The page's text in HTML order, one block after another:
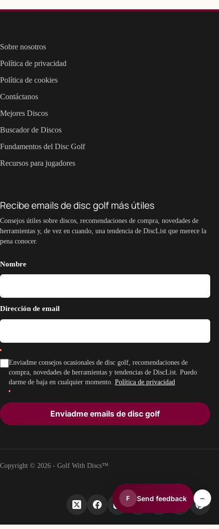
Sobre nosotros
Política de privacidad
Política de cookies
Contáctanos
Mejores Discos
Buscador de Discos
Fundamentos del Disc Golf
Recursos para jugadores
Recibe emails de disc golf más útiles
Consejos útiles sobre discos, recomendaciones de compra, novedades de
herramientas y, de vez en cuando, una tendencia de DiscList que merece la
pena conocer.
Nombre
Dirección de email
Enviadme consejos ocasionales de disc golf, recomendaciones de
compra, novedades de herramientas y tendencias de DiscList. Puedo
darme de baja en cualquier momento. Política de privacidad
Enviadme emails de disc golf
Copyright © 2026 - Golf With Discs™
F Send feedback –